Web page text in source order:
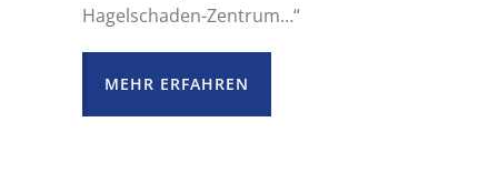
Hagelschaden-Zentrum…“
MEHR ERFAHREN